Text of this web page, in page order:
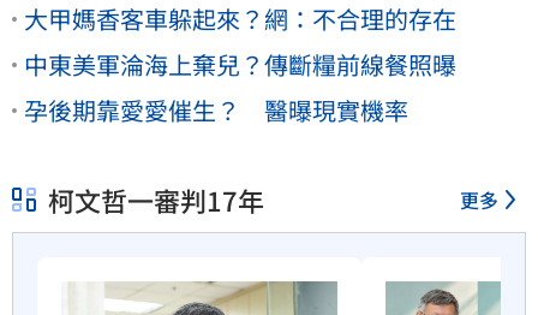
大甲媽香客車躲起來？網：不合理的存在
中東美軍淪海上棄兒？傳斷糧前線餐照曝
孕後期靠愛愛催生？ 醫曝現實機率
柯文哲一審判17年 更多